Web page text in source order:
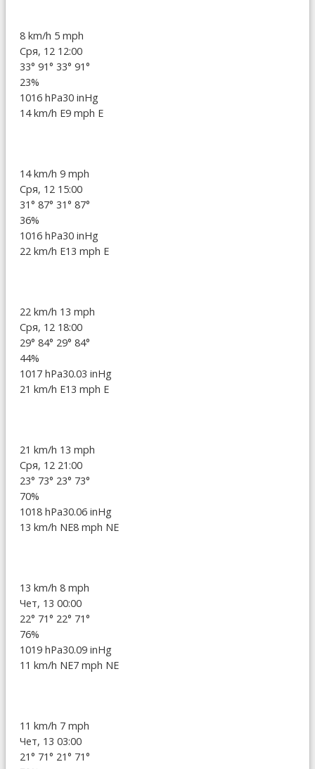
8 km/h 5 mph
Сря, 12 12:00
33° 91° 33° 91°
23%
1016 hPa30 inHg
14 km/h E9 mph E
14 km/h 9 mph
Сря, 12 15:00
31° 87° 31° 87°
36%
1016 hPa30 inHg
22 km/h E13 mph E
22 km/h 13 mph
Сря, 12 18:00
29° 84° 29° 84°
44%
1017 hPa30.03 inHg
21 km/h E13 mph E
21 km/h 13 mph
Сря, 12 21:00
23° 73° 23° 73°
70%
1018 hPa30.06 inHg
13 km/h NE8 mph NE
13 km/h 8 mph
Чет, 13 00:00
22° 71° 22° 71°
76%
1019 hPa30.09 inHg
11 km/h NE7 mph NE
11 km/h 7 mph
Чет, 13 03:00
21° 71° 21° 71°